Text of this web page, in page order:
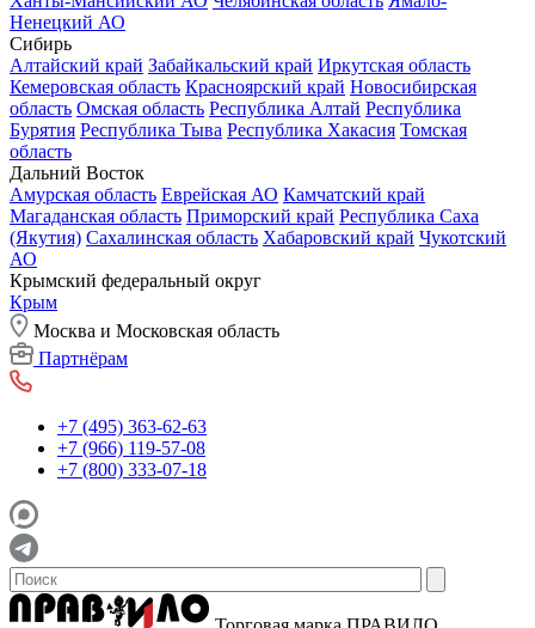
Ненецкий АО
Сибирь
Алтайский край Забайкальский край Иркутская область
Кемеровская область Красноярский край Новосибирская
область Омская область Республика Алтай Республика
Бурятия Республика Тыва Республика Хакасия Томская
область
Дальний Восток
Амурская область Еврейская АО Камчатский край
Магаданская область Приморский край Республика Саха
(Якутия) Сахалинская область Хабаровский край Чукотский
АО
Крымский федеральный округ
Крым
Москва и Московская область
Партнёрам
+7 (495) 363-62-63
+7 (966) 119-57-08
+7 (800) 333-07-18